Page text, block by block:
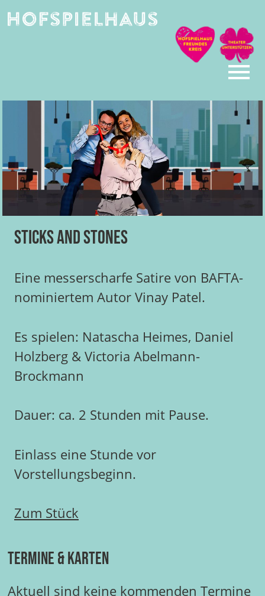
Sticks and Stones
Eine messerscharfe Satire von BAFTA-
nominiertem Autor Vinay Patel.
Es spielen: Natascha Heimes, Daniel
Holzberg & Victoria Abelmann-
Brockmann
Dauer: ca. 2 Stunden mit Pause.
Einlass eine Stunde vor
Vorstellungsbeginn.
Zum Stück
Termine & Karten
Aktuell sind keine kommenden Termine